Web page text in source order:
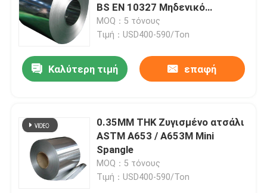
BS EN 10327 Μηδενικό
σφαιρίδιο
MOQ：5 τόνους
Τιμή：USD400-590/Ton
Καλύτερη τιμή επαφή
0.35MM THK Ζυγισμένο ατσάλι
ASTM A653 / A653M Mini
Spangle
MOQ：5 τόνους
Τιμή：USD400-590/Ton